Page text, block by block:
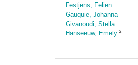
Festjens, Felien
Gauquie, Johanna
Givanoudi, Stella
Hanseeuw, Emely 2